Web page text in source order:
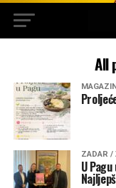
All
ZADAR /
U